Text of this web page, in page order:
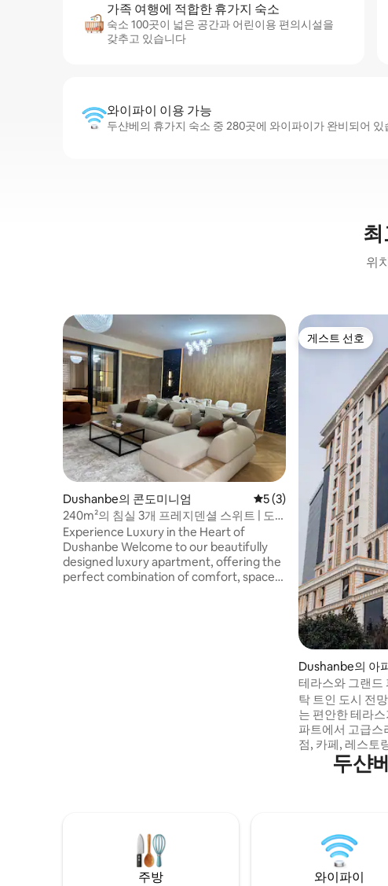
가족 여행에 적합한 휴가지 숙소
숙소 100곳이 넓은 공간과 어린이용 편의시설을
갖추고 있습니다
와이파이 이용 가능
두샨베의 휴가지 숙소 중 280곳에 와이파이가 완비되어 있
위
Dushanbe의 콘도미니엄 평점 5점(5점 만점), 후기 3
5 (3)
240m²의 침실 3개 프레지덴셜 스위트 | 도
심 | 자쿠지
Experience Luxury in the Heart of
Dushanbe Welcome to our beautifully
designed luxury apartment, offering the
perfect combination of comfort, space,
게스트 선호
게스트 선호
Dushanbe의 아
테라스와 그랜드
늑한 플랫
탁 트인 도시 전
는 편안한 테라
파트에서 고급스
점, 카페, 레스토
하고 있으며, 신
는 공원도 있습
룸 및 2베드룸
휴식을 위한 완
아파트를 예약
두샨
주방 와이파이